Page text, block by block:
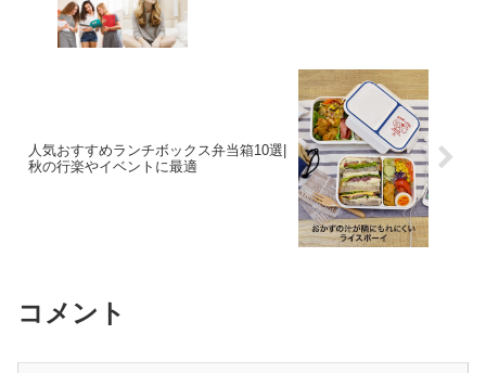
人気おすすめランチボックス弁当箱10選|
秋の行楽やイベントに最適
コメント